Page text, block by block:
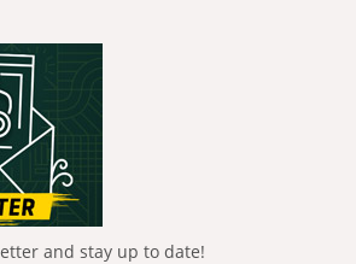
and stay up to date!